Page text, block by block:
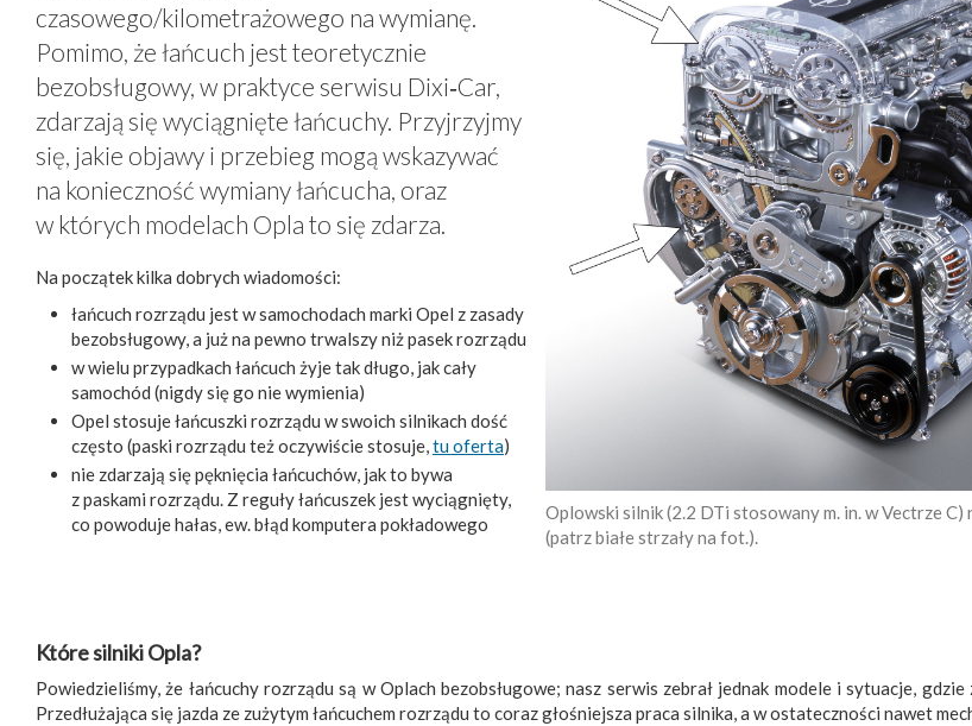
Oplowski silnik (2.2 DTi stosowany m. in. w Vectrze C)
(patrz białe strzały na fot.).
czasowego/kilometrażowego na wymianę.
Pomimo, że łańcuch jest teoretycznie
bezobsługowy, w praktyce serwisu Dixi‑Car,
zdarzają się wyciągnięte łańcuchy. Przyjrzyjmy
się, jakie objawy i przebieg mogą wskazywać
na konieczność wymiany łańcucha, oraz
w których modelach Opla to się zdarza.
Na początek kilka dobrych wiadomości:
łańcuch rozrządu jest w samochodach marki Opel z zasady
bezobsługowy, a już na pewno trwalszy niż pasek rozrządu
w wielu przypadkach łańcuch żyje tak długo, jak cały
samochód (nigdy się go nie wymienia)
Opel stosuje łańcuszki rozrządu w swoich silnikach dość
często (paski rozrządu też oczywiście stosuje,tu oferta)
nie zdarzają się pęknięcia łańcuchów, jak to bywa
z paskami rozrządu. Z reguły łańcuszek jest wyciągnięty,
co powoduje hałas, ew. błąd komputera pokładowego
Które silniki Opla?
Powiedzieliśmy, że łańcuchy rozrządu są w Oplach bezobsługowe; nasz serwis zebrał jednak modele i sytuacje,
Przedłużająca się jazda ze zużytym łańcuchem rozrządu to coraz głośniejsza praca silnika, a w ostateczności nawet